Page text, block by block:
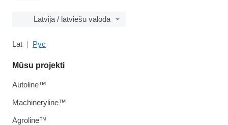
Latvija / latviešu valoda
Lat Рус
Mūsu projekti
Autoline™
Machineryline™
Agroline™